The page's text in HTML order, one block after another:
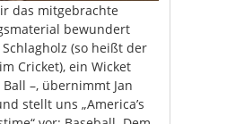
das mitgebrachte
bewundert
(so heißt der
Cricket), ein Wicket
–, übernimmt Jan
stellt uns „America’s